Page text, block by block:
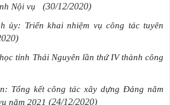
Nội vụ
(30/12/2020)
ủy: Triển khai nhiệm vụ công tác tuyên
tỉnh Thái Nguyên lần thứ IV thành công
Tổng kết công tác xây dựng Đảng năm
năm 2021 (24/12/2020)